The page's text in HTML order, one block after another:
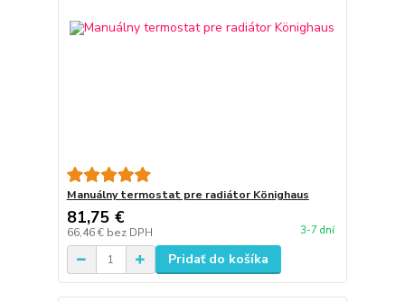
Manuálny termostat pre radiátor Könighaus
81,75 €
66,46 € bez DPH 3-7 dní
Pridať do košíka